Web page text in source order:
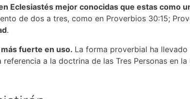
Eclesiastés mejor conocidas que estas como
de dos a tres, como en Proverbios 30:15;
.
fuerte en uso. La forma proverbial ha
a la doctrina de las Tres Personas en